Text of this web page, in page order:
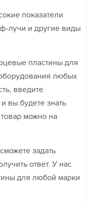
показатели
лучи и другие виды
пластины для
любых
введите
вы будете знать
можно на
задать
ответ. У нас
для любой марки